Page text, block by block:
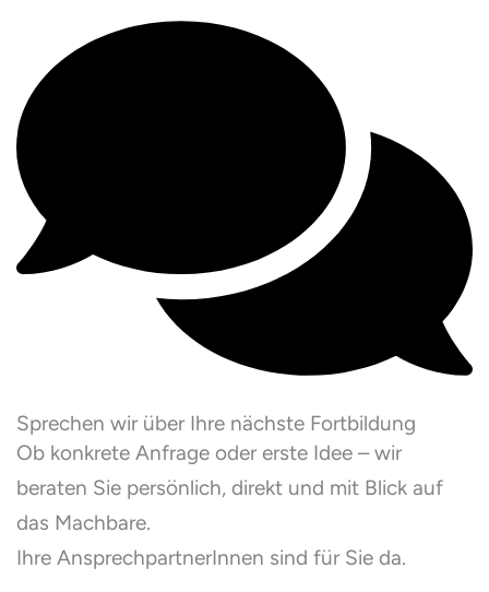
Sprechen wir über Ihre nächste Fortbildung
Ob konkrete Anfrage oder erste Idee – wir
beraten Sie persönlich, direkt und mit Blick auf
das Machbare.
Ihre AnsprechpartnerInnen sind für Sie da.